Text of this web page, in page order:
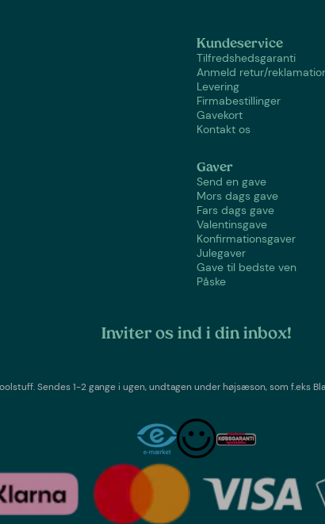
Kundeservice
Tilfredshedsgaranti
Anmeld retur/
Levering
Firmabestillinger
Gavekort
Kontakt os
Gaver
Send en gave
Mors dags gave
Fars dags gave
Valentinsgave
Konfirmationsgaver
Julegaver
Gave til bedste ven
Påske
Inviter os ind i din inbox!
. Sendes 1-2 gange i ugen,undtagen under højsæson, som f.eks